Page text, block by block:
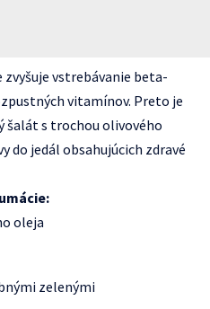
vstrebávanie beta-
vitamínov. Preto je
šalát s trochou olivového
do jedál obsahujúcich zdravé
oleja
zelenými